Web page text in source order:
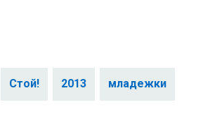
Стой! 2013 младежки